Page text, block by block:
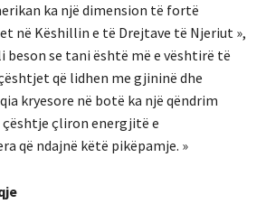
ka një dimension të fortë
në Këshillin e të Drejtave të Njeriut »,
beson se tani është më e vështirë të
që lidhen me gjininë dhe
kryesore në botë ka një qëndrim
çliron energjitë e
që ndajnë këtë pikëpamje. »